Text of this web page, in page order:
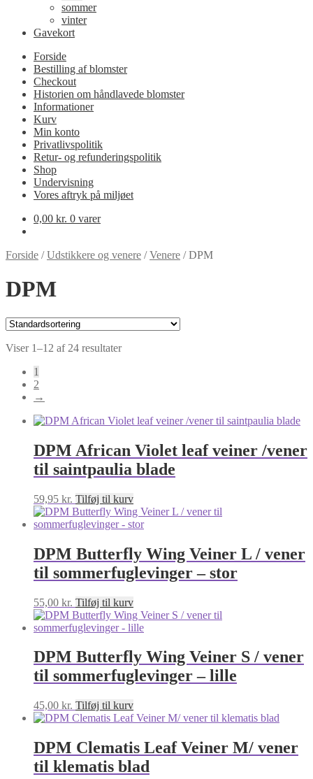
sommer
vinter
Gavekort
Forside
Bestilling af blomster
Checkout
Historien om håndlavede blomster
Informationer
Kurv
Min konto
Privatlivspolitik
Retur- og refunderingspolitik
Shop
Undervisning
Vores aftryk på miljøet
0,00 kr. 0 varer
Forside /Udstikkere og venere /Venere /DPM
DPM
Viser 1–12 af 24 resultater
1
2
→
DPM African Violet leaf veiner /vener
til saintpaulia blade
59,95 kr. Tilføj til kurv
DPM Butterfly Wing Veiner L / vener
til sommerfuglevinger – stor
55,00 kr. Tilføj til kurv
DPM Butterfly Wing Veiner S / vener
til sommerfuglevinger – lille
45,00 kr. Tilføj til kurv
DPM Clematis Leaf Veiner M/ vener
til klematis blad